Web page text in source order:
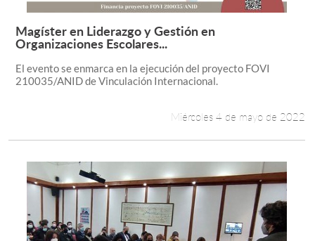
Leer más +
Magíster en Liderazgo y Gestión en
Organizaciones Escolares...
El evento se enmarca en la ejecución del proyecto FOVI
210035/ANID de Vinculación Internacional.
Miércoles 4 de mayo de 2022